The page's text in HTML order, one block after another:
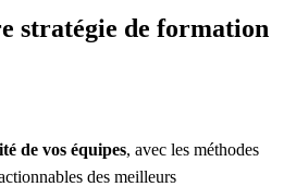
stratégie de formation
de vos équipes, avec les méthodes
des meilleurs